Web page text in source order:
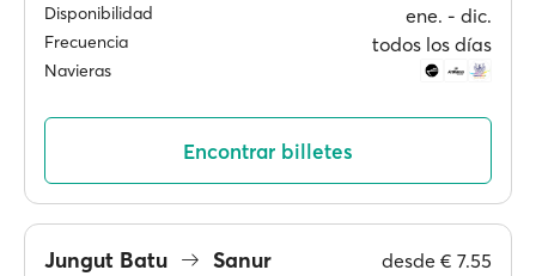
Disponibilidad ene. ‐ dic.
Frecuencia todos los días
Navieras
Encontrar billetes
Jungut Batu Sanur desde € 7.55